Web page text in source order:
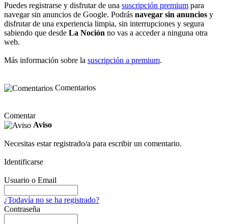
Puedes registrarse y disfrutar de una suscripción premium para
navegar sin anuncios de Google. Podrás navegar sin anuncios y
disfrutar de una experiencia limpia, sin interrupciones y segura
sabiendo que desde La Noción no vas a acceder a ninguna otra
web.
Más información sobre la suscripción a premium.
Comentarios
Comentar
Aviso
Necesitas estar registrado/a para escribir un comentario.
Identificarse
Usuario o Email
¿Todavía no se ha registrado?
Contraseña